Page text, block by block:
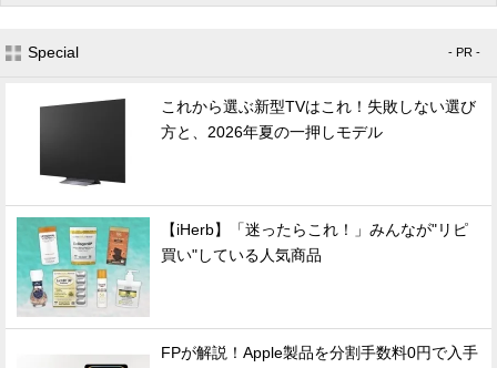
Special - PR -
これから選ぶ新型TVはこれ！失敗しない選び
方と、2026年夏の一押しモデル
【iHerb】「迷ったらこれ！」みんなが"リピ
買い"している人気商品
FPが解説！Apple製品を分割手数料0円で入手